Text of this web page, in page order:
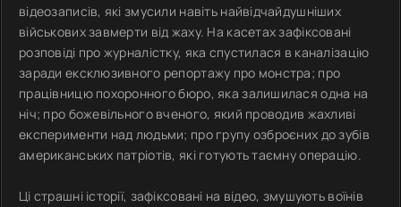
відеозаписів, які змусили навіть найвідчайдушніших
військових завмерти від жаху. На касетах зафіксовані
розповіді про журналістку, яка спустилася в каналізацію
заради ексклюзивного репортажу про монстра; про
працівницю похоронного бюро, яка залишилася одна на
ніч; про божевільного вченого, який проводив жахливі
експерименти над людьми; про групу озброєних до зубів
американських патріотів, які готують таємну операцію.
Ці страшні історії, зафіксовані на відео, змушують воїнів